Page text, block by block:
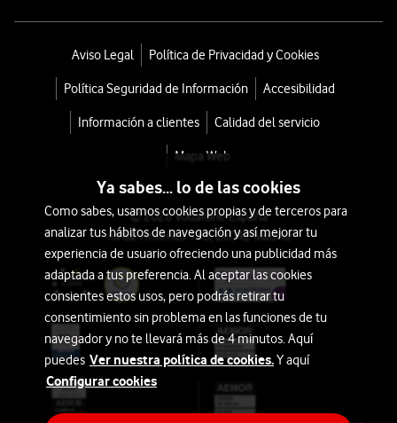
Aviso Legal Política de Privacidad y Cookies
Política Seguridad de Información Accesibilidad
Información a clientes Calidad del servicio
Mapa Web
© 2026 Vodafone España
Avda. América 115, 28042 Madrid
Ya sabes... lo de las cookies
Como sabes, usamos cookies propias y de terceros para
analizar tus hábitos de navegación y así mejorar tu
experiencia de usuario ofreciendo una publicidad más
adaptada a tus preferencia. Al aceptar las cookies
consientes estos usos, pero podrás retirar tu
consentimiento sin problema en las funciones de tu
navegador y no te llevará más de 4 minutos. Aquí
puedes Ver nuestra política de cookies.Y aquí
Configurar cookies